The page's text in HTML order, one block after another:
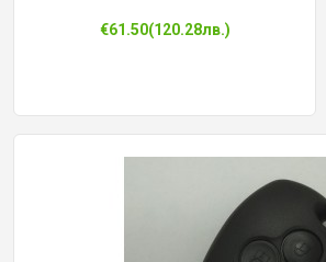
€61.50(120.28лв.)